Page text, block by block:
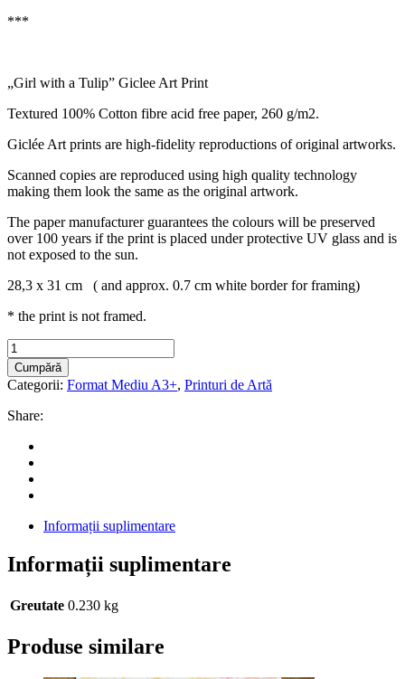
***
„Girl with a Tulip” Giclee Art Print
Textured 100% Cotton fibre acid free paper, 260 g/m2.
Giclée Art prints are high-fidelity reproductions of original artworks.
Scanned copies are reproduced using high quality technology
making them look the same as the original artwork.
The paper manufacturer guarantees the colours will be preserved
over 100 years if the print is placed under protective UV glass and is
not exposed to the sun.
28,3 x 31 cm ( and approx. 0.7 cm white border for framing)
* the print is not framed.
"Girl
with
a
Tulip"
ART
A3+
quantity
Cumpără
Categorii: Format Mediu A3+, Printuri de Artă
Share:
Informații suplimentare
Informații suplimentare
Greutate 0.230 kg
Produse similare